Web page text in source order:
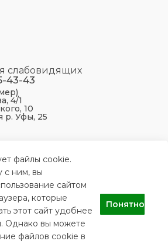
слабовидящих
43-43
4/1
10
р. Уфы, 25
№43 г. Уфа
файлы cookie.
с ним, вы
сайтом
которые
этот сайт удобнее
Однако вы можете
файлов cookie в
Понятно